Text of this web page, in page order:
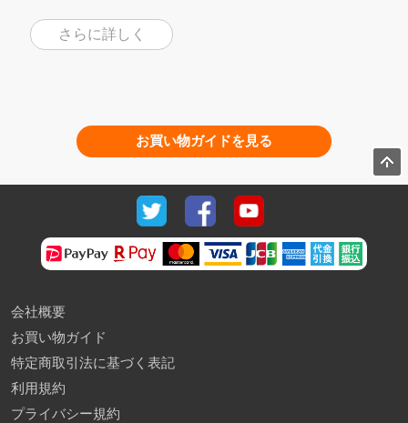
さらに詳しく
お買い物ガイドを見る
会社概要
お買い物ガイド
特定商取引法に基づく表記
利用規約
プライバシー規約